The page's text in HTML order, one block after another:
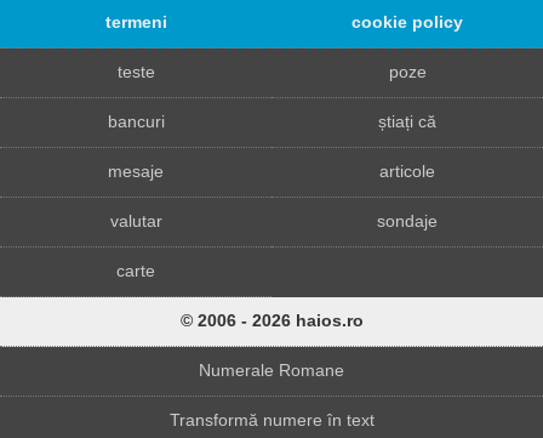
termeni cookie policy
teste poze
bancuri știați că
mesaje articole
valutar sondaje
carte
© 2006 - 2026 haios.ro
Numerale Romane
Transformă numere în text